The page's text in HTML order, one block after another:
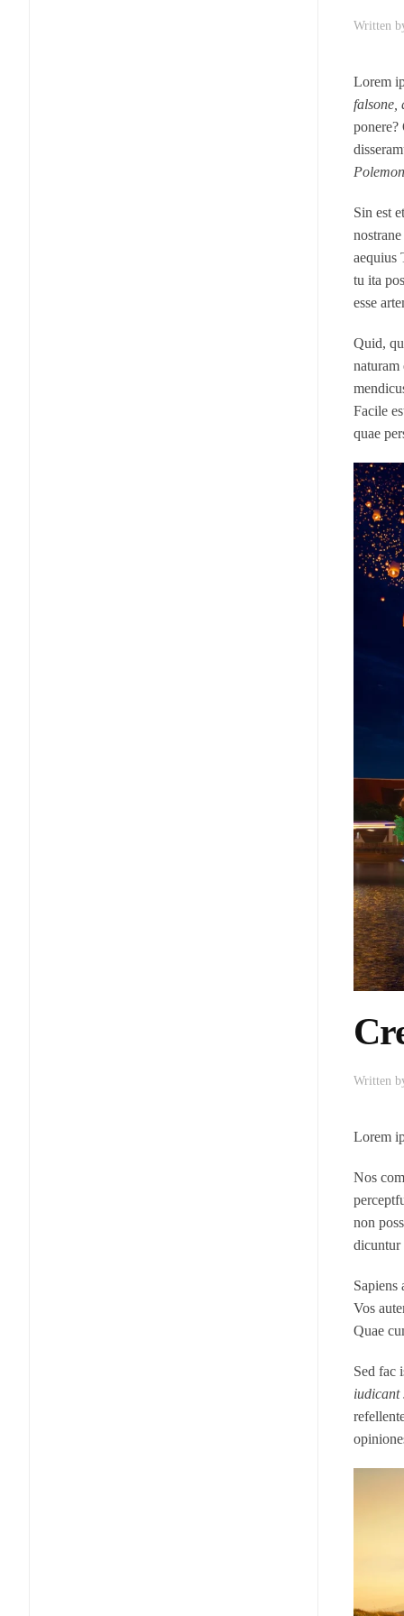
Written
Lorem
falsone,
ponere?
Sin est
aequius
tu ita
esse
Quid,
naturam
Facile
quae
Written
Lorem
Nos
non
dicuntur
Sapiens
Vos
Quae
Sed fac
iudicant